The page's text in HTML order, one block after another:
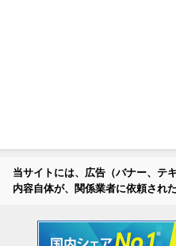
当サイトには、広告（バナー、テ
内容自体が、関係業者に依頼され